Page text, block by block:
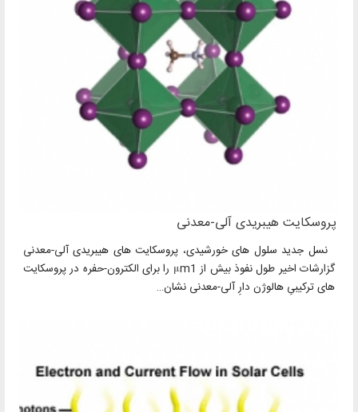
پروسکایت هیبریدی آلی-معدنی
نسل جدید سلول های خورشیدی، پروسکایت های هیبریدی آلی-معدنی
گزارشات اخیر طول نفوذ بیش از μm1 را برای الکترون-حفره در پروسکایت
های ترکیبیِ هالوژن دارِ آلی-معدنی نشان…